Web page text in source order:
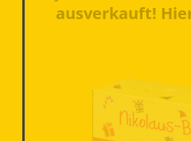
ausverkauft!